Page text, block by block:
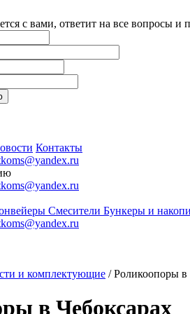
с вами, ответит на все вопросы
Контакты
Смесители Бункеры и
и комплектующие /Роликоопоры в
в Чебоксарах